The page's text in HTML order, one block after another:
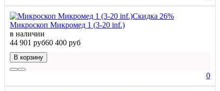
Скидка 26%
Микроскоп Микромед 1 (3-20 inf.)
в наличии
44 901 руб60 400 руб
В корзину
0